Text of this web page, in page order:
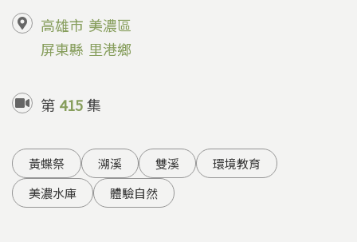
高雄市 美濃區
屏東縣 里港鄉
第 415集
黃蝶祭 溯溪 雙溪
環境教育
美濃水庫
體驗自然